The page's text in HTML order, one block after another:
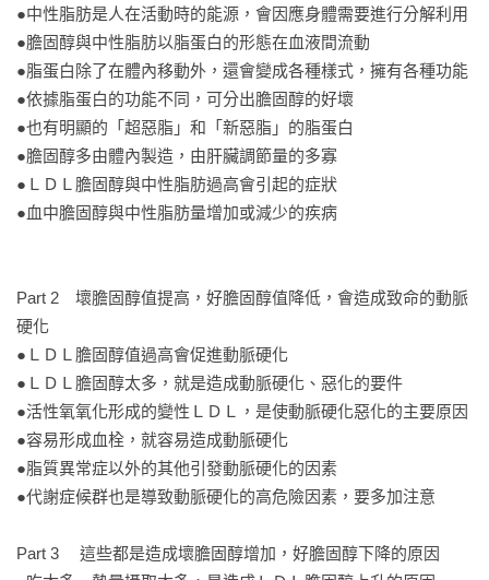
Part 5. 做些簡單的運動，預防恐怖的疾病
持續適度的有氧運動，可減少LDL，增加HDL／健走是任何人都
可做、最有效的有氧運動／在日常生活中多活動身體也是最好
的運動……
●中性脂肪是人在活動時的能源，會因應身體需要進行分解利用
●膽固醇與中性脂肪以脂蛋白的形態在血液間流動
●脂蛋白除了在體內移動外，還會變成各種樣式，擁有各種功能
●依據脂蛋白的功能不同，可分出膽固醇的好壞
●也有明顯的「超惡脂」和「新惡脂」的脂蛋白
●膽固醇多由體內製造，由肝臟調節量的多寡
●ＬＤＬ膽固醇與中性脂肪過高會引起的症狀
●血中膽固醇與中性脂肪量增加或減少的疾病
Part 2　壞膽固醇值提高，好膽固醇值降低，會造成致命的動脈
硬化
●ＬＤＬ膽固醇值過高會促進動脈硬化
●ＬＤＬ膽固醇太多，就是造成動脈硬化、惡化的要件
●活性氧氧化形成的變性ＬＤＬ，是使動脈硬化惡化的主要原因
●容易形成血栓，就容易造成動脈硬化
●脂質異常症以外的其他引發動脈硬化的因素
●代謝症候群也是導致動脈硬化的高危險因素，要多加注意
Part 3 　這些都是造成壞膽固醇增加，好膽固醇下降的原因